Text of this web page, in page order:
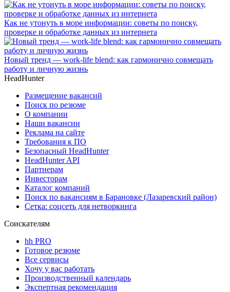
Как не утонуть в море информации: советы по поиску,
проверке и обработке данных из интернета
Новый тренд — work-life blend: как гармонично совмещать
работу и личную жизнь
HeadHunter
Размещение вакансий
Поиск по резюме
О компании
Наши вакансии
Реклама на сайте
Требования к ПО
Безопасный HeadHunter
HeadHunter API
Партнерам
Инвесторам
Каталог компаний
Поиск по вакансиям в Барановке (Лазаревский район)
Сетка: соцсеть для нетворкинга
Соискателям
hh PRO
Готовое резюме
Все сервисы
Хочу у вас работать
Производственный календарь
Экспертная рекомендация